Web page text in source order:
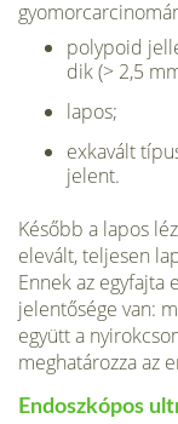
polypoid
dik (> 2,5
lapos;
exkavált
jelent.
Később a lapos
elevált, teljesen
Ennek az egyfajta
jelentősége van:
együtt a
meghatározza az
Endoszkópos